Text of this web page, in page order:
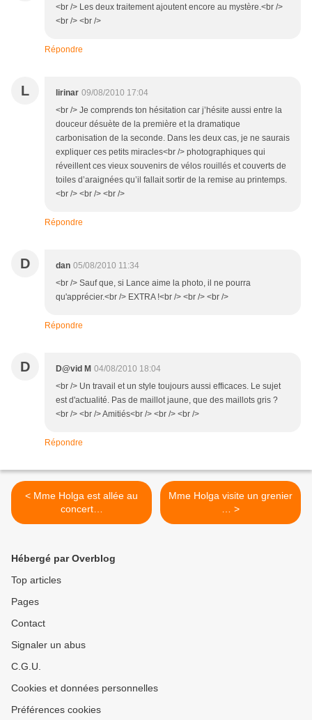
<br /> Les deux traitement ajoutent encore au mystère.<br />
<br /> <br />
Répondre
L lirinar 09/08/2010 17:04
<br /> Je comprends ton hésitation car j’hésite aussi entre la
douceur désuète de la première et la dramatique
carbonisation de la seconde. Dans les deux cas, je ne saurais
expliquer ces petits miracles<br /> photographiques qui
réveillent ces vieux souvenirs de vélos rouillés et couverts de
toiles d’araignées qu’il fallait sortir de la remise au printemps.
<br /> <br /> <br />
Répondre
D dan 05/08/2010 11:34
<br /> Sauf que, si Lance aime la photo, il ne pourra
qu'apprécier.<br /> EXTRA !<br /> <br /> <br />
Répondre
D D@vid M 04/08/2010 18:04
<br /> Un travail et un style toujours aussi efficaces. Le sujet
est d'actualité. Pas de maillot jaune, que des maillots gris ?
<br /> <br /> Amitiés<br /> <br /> <br />
Répondre
< Mme Holga est allée au
concert…
Mme Holga visite un grenier
… >
Hébergé par Overblog
Top articles
Pages
Contact
Signaler un abus
C.G.U.
Cookies et données personnelles
Préférences cookies